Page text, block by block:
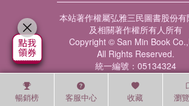
暢銷榜 客服中心 收藏 瀏
本站著作權屬弘雅三民圖書股份有
及相關著作權所有人所有
Copyright © San Min Book
All Rights Reserved.
統一編號：05134324